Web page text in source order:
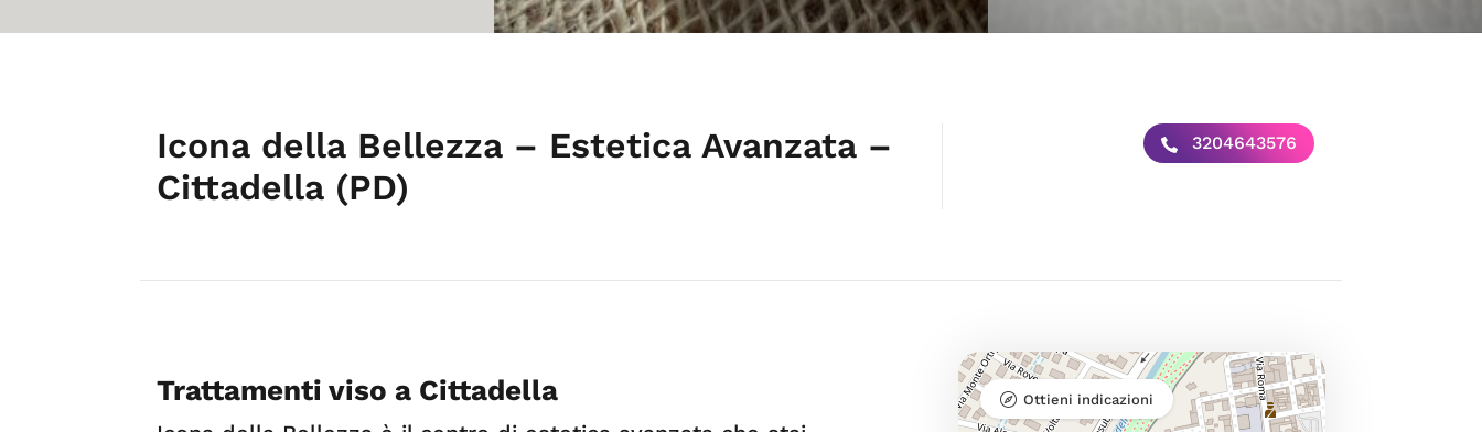
Icona della Bellezza – Estetica Avanzata –
Cittadella (PD)
3204643576
Trattamenti viso a Cittadella Ottieni indicazioni